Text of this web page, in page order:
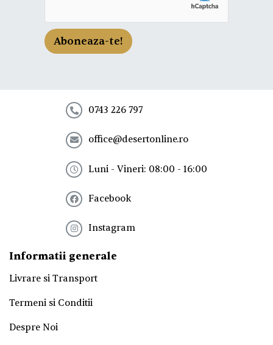
a
-
t
Aboneaza-te!
0743 226 797
office@desertonline.ro
Luni - Vineri: 08:00 - 16:00
Facebook
Instagram
Informatii generale
Livrare si Transport
Termeni si Conditii
Despre Noi